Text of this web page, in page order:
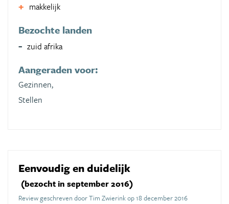
makkelijk
Bezochte landen
zuid afrika
Aangeraden voor:
Gezinnen,
Stellen
Eenvoudig en duidelijk
(bezocht in september 2016)
Review geschreven door Tim Zwierink op 18 december 2016